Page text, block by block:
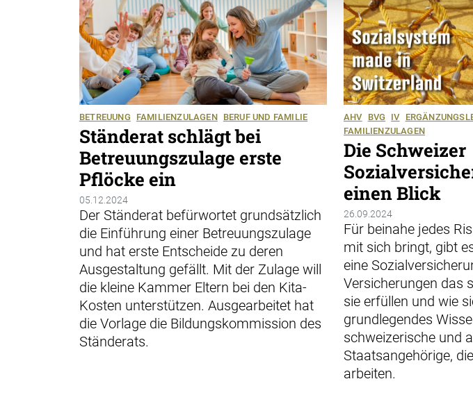
BETREUUNG FAMILIENZULAGEN BERUF UND FAMILIE
Ständerat schlägt bei
Betreuungszulage erste
Pflöcke ein
05.12.2024
Der Ständerat befürwortet grundsätzlich
die Einführung einer Betreuungszulage
und hat erste Entscheide zu deren
Ausgestaltung gefällt. Mit der Zulage will
die kleine Kammer Eltern bei den Kita-
Kosten unterstützen. Ausgearbeitet hat
die Vorlage die Bildungskommission des
Ständerats.
AHV BVG IV
FAMILIENZULAGEN
Die Schweizer
einen Blick
26.09.2024
Für beinahe jedes
mit sich bringt, gibt
eine
Versicherungen das
sie erfüllen und wie
grundlegendes
schweizerische und
Staatsangehörige,
arbeiten.